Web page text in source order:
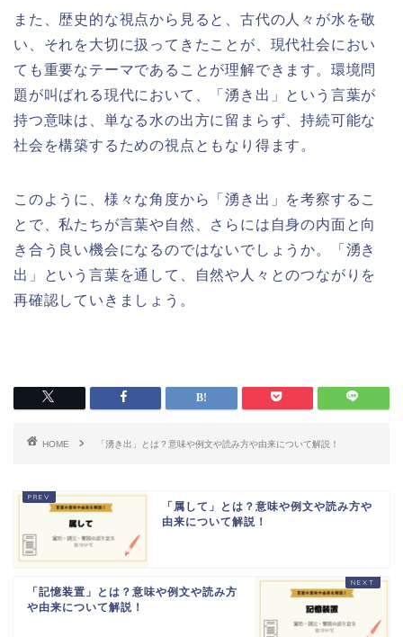
また、歴史的な視点から見ると、古代の人々が水を敬
い、それを大切に扱ってきたことが、現代社会におい
ても重要なテーマであることが理解できます。環境問
題が叫ばれる現代において、「湧き出」という言葉が
持つ意味は、単なる水の出方に留まらず、持続可能な
社会を構築するための視点ともなり得ます。
このように、様々な角度から「湧き出」を考察するこ
とで、私たちが言葉や自然、さらには自身の内面と向
き合う良い機会になるのではないでしょうか。「湧き
出」という言葉を通して、自然や人々とのつながりを
再確認していきましょう。
HOME 「湧き出」とは？意味や例文や読み方や由来について解説！
「属して」とは？意味や例文や読み方や
由来について解説！
「記憶装置」とは？意味や例文や読み方
や由来について解説！